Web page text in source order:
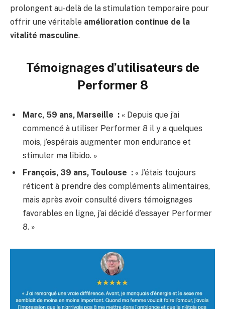
prolongent au-delà de la stimulation temporaire pour
offrir une véritable amélioration continue de la
vitalité masculine.
Témoignages d’utilisateurs de
Performer 8
Marc, 59 ans, Marseille : « Depuis que j’ai
commencé à utiliser Performer 8 il y a quelques
mois, j’espérais augmenter mon endurance et
stimuler ma libido. »
François, 39 ans, Toulouse : « J’étais toujours
réticent à prendre des compléments alimentaires,
mais après avoir consulté divers témoignages
favorables en ligne, j’ai décidé d’essayer Performer
8. »